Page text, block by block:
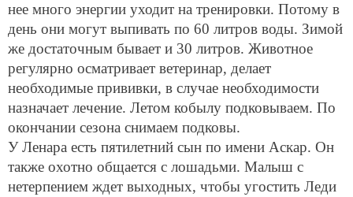
нее много энергии уходит на тренировки. Потому в
день они могут выпивать по 60 литров воды. Зимой
же достаточным бывает и 30 литров. Животное
регулярно осматривает ветеринар, делает
необходимые прививки, в случае необходимости
назначает лечение. Летом кобылу подковываем. По
окончании сезона снимаем подковы.
У Ленара есть пятилетний сын по имени Аскар. Он
также охотно общается с лошадьми. Малыш с
нетерпением ждет выходных, чтобы угостить Леди